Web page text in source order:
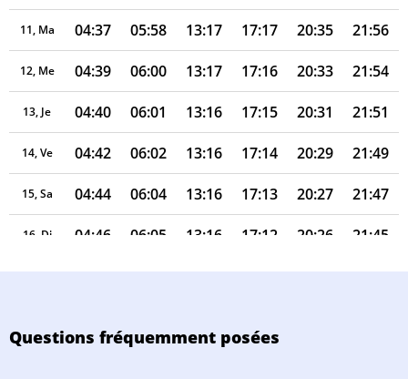
11, Ma 04:37 05:58 13:17 17:17 20:35 21:56
12, Me 04:39 06:00 13:17 17:16 20:33 21:54
13, Je 04:40 06:01 13:16 17:15 20:31 21:51
14, Ve 04:42 06:02 13:16 17:14 20:29 21:49
15, Sa 04:44 06:04 13:16 17:13 20:27 21:47
16, Di 04:46 06:05 13:16 17:12 20:26 21:45
17, Lu 04:48 06:07 13:16 17:11 20:24 21:42
Questions fréquemment posées